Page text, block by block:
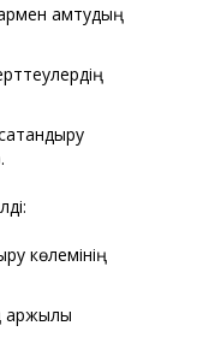
қамтудың
көлемінің